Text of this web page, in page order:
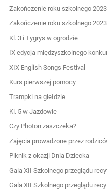
Zakończenie roku szkolnego
Zakończenie roku szkolnego
Kl. 3 i Tygrys w ogrodzie
IX edycja międzyszkolnego
XIX English Songs Festival
Kurs pierwszej pomocy
Trampki na giełdzie
Kl. 5 w Jazdowie
Czy Photon zaszczeka?
Zajęcia prowadzone przez
Piknik z okazji Dnia Dziecka
Gala XII Szkolnego przeglądu
Gala XII Szkolnego przeglądu